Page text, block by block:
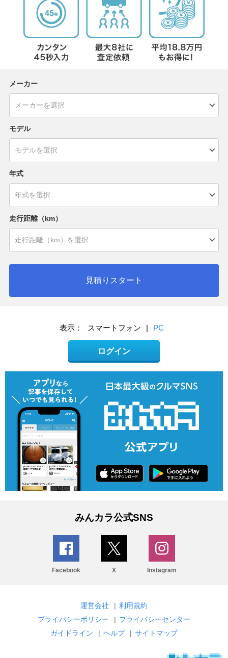
メーカー
モデル
年式
走行距離（km）
見積りスタート
表示： スマートフォン | PC
ログイン
みんカラ公式SNS
Facebook X Instagram
運営会社 | 利用規約
プライバシーポリシー
| プライバシーセンター
ガイドライン
| ヘルプ | サイトマップ